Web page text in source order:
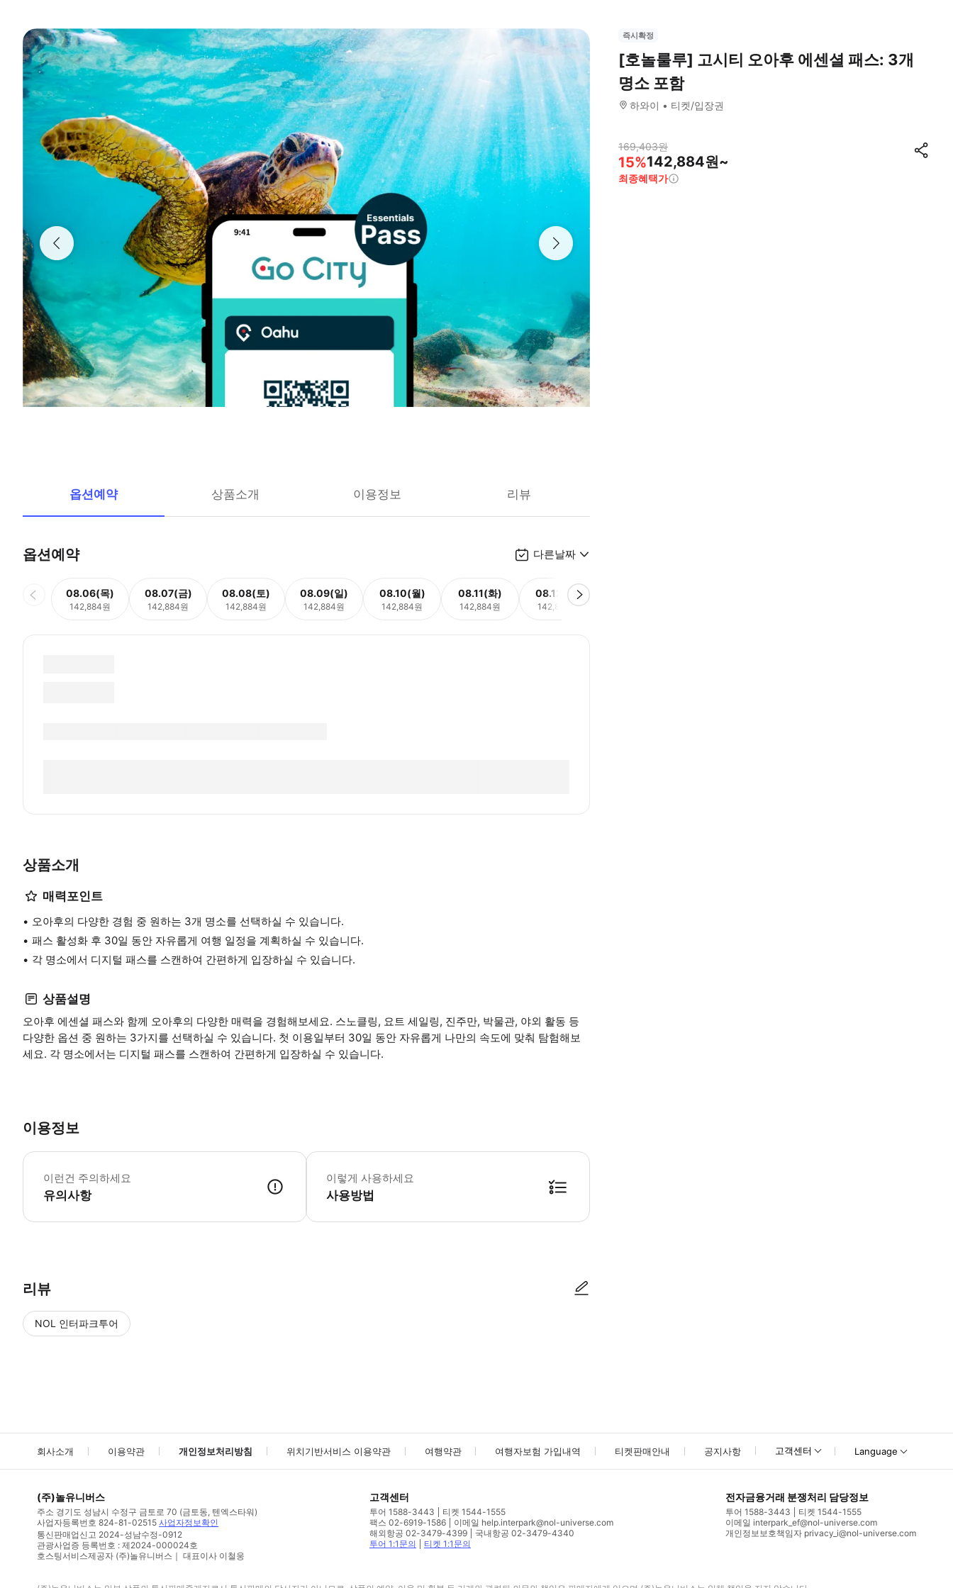
옵션예약 상품소개 이용정보 리뷰
옵션예약 다른날짜
08.06(목)
142,884원
08.07(금)
142,884원
08.08(토)
142,884원
08.09(일)
142,884원
08.10(월)
142,884원
08.11(화)
142,884원
08.12(수)
142,884원
상품소개
매력포인트
오아후의 다양한 경험 중 원하는 3개 명소를 선택하실 수 있습니다.
패스 활성화 후 30일 동안 자유롭게 여행 일정을 계획하실 수 있습니다.
각 명소에서 디지털 패스를 스캔하여 간편하게 입장하실 수 있습니다.
상품설명
오아후 에센셜 패스와 함께 오아후의 다양한 매력을 경험해보세요. 스노클링, 요트 세일링, 진주만, 박물관, 야외 활동 등
다양한 옵션 중 원하는 3가지를 선택하실 수 있습니다. 첫 이용일부터 30일 동안 자유롭게 나만의 속도에 맞춰 탐험해보
세요. 각 명소에서는 디지털 패스를 스캔하여 간편하게 입장하실 수 있습니다.
이용정보
이런건 주의하세요
유의사항
필수 안내 - 첫 번째 명소 방문 후, 패스는 30일간 유효합니다. - 일부 명소의 경우 Go City 앱을 통한 사전 예약이 필요합니다. - 포함된 명소는 변경될
이렇게 사용하세요
사용방법
리뷰
NOL 인터파크투어
즉시확정
[호놀룰루] 고시티 오아후 에센셜 패스: 3개
명소 포함
하와이 티켓/입장권
169,403원
15%142,884원~
최종혜택가
회사소개 이용약관 개인정보처리방침 위치기반서비스 이용약관 여행약관 여행자보험 가입내역 티켓판매안내 공지사항 고객센터 Language
(주)놀유니버스
주소 경기도 성남시 수정구 금토로 70 (금토동, 텐엑스타워)
사업자등록번호 824-81-02515 사업자정보확인
통신판매업신고 2024-성남수정-0912
관광사업증 등록번호 : 제2024-000024호
호스팅서비스제공자 (주)놀유니버스｜ 대표이사 이철웅
고객센터
투어 1588-3443
티켓 1544-1555
팩스 02-6919-1586
이메일 help.interpark@nol-universe.com
해외항공 02-3479-4399
국내항공 02-3479-4340
투어 1:1문의
티켓 1:1문의
전자금융거래 분쟁처리 담당정보
투어 1588-3443
티켓 1544-1555
이메일 interpark_ef@nol-universe.com
개인정보보호책임자 privacy_i@nol-universe.com